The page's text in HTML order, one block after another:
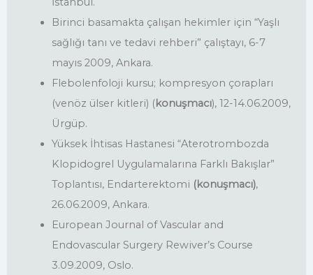
Birinci basamakta çalışan hekimler için “Yaşlı
sağlığı tanı ve tedavi rehberi” çalıştayı, 6-7
mayıs 2009, Ankara.
Flebolenfoloji kursu; kompresyon çorapları
(venöz ülser kitleri) (konuşmacı), 12-14.06.2009,
Ürgüp.
Yüksek İhtisas Hastanesi “Aterotrombozda
Klopidogrel Uygulamalarına Farklı Bakışlar”
Toplantısı, Endarterektomi (konuşmacı),
26.06.2009, Ankara.
European Journal of Vascular and
Endovascular Surgery Rewiver’s Course
3.09.2009, Oslo.